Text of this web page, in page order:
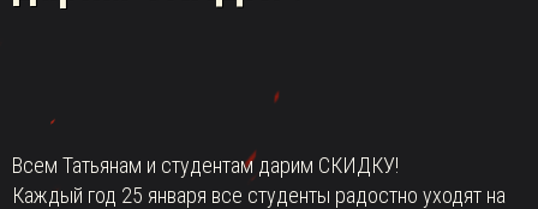
Всем Татьянам и студентам дарим СКИДКУ!
Каждый год 25 января все студенты радостно уходят на